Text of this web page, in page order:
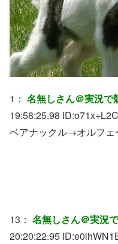
1： 名無しさん＠実況で
19:58:25.98 ID:
ベアナックル→オルフェ
13： 名無しさん＠実況
20:20:22.95 ID: